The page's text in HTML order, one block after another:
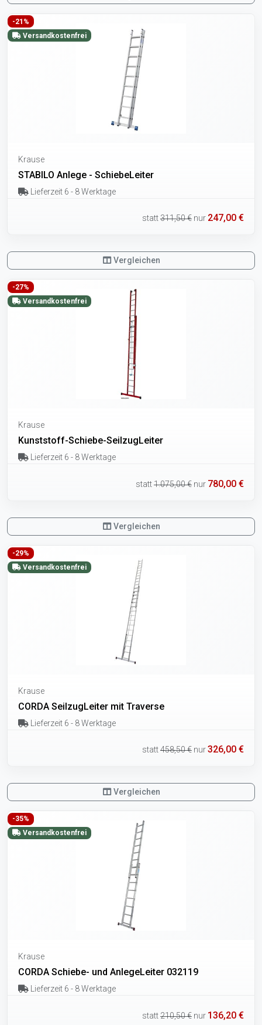
-21%
Versandkostenfrei
Krause
STABILO Anlege - SchiebeLeiter
Lieferzeit 6 - 8 Werktage
statt311,50 € nur 247,00 €
Vergleichen
-27%
Versandkostenfrei
Krause
Kunststoff-Schiebe-SeilzugLeiter
Lieferzeit 6 - 8 Werktage
statt1.075,00 € nur 780,00 €
Vergleichen
-29%
Versandkostenfrei
Krause
CORDA SeilzugLeiter mit Traverse
Lieferzeit 6 - 8 Werktage
statt458,50 € nur326,00 €
Vergleichen
-35%
Versandkostenfrei
Krause
CORDA Schiebe- und AnlegeLeiter 032119
Lieferzeit 6 - 8 Werktage
statt210,50 € nur 136,20 €